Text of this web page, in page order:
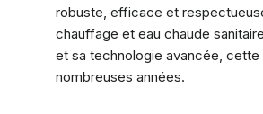
robuste, efficace et
chauffage et eau chaude
et sa technologie avancée,
nombreuses années.